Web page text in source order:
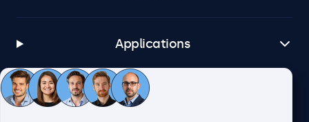
Applications
Service client